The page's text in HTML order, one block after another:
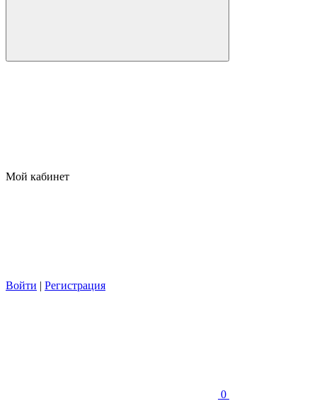
Мой кабинет
Войти | Регистрация
0